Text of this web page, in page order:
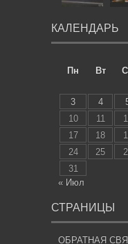
КАЛЕНДАРЬ
Пн
Вт
3
4
10
11
17
18
24
25
31
« Июл
СТРАНИЦЫ
ОБРАТНАЯ